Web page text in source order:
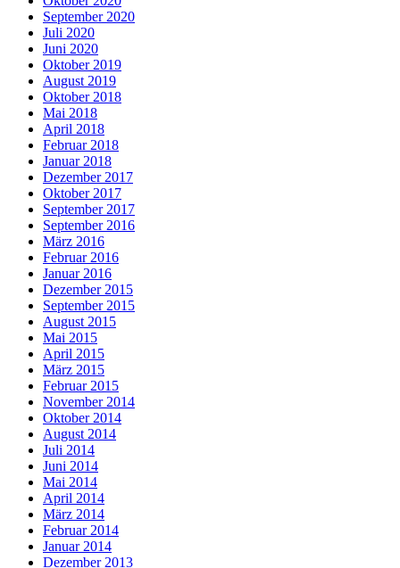
September 2020
Juli 2020
Juni 2020
Oktober 2019
August 2019
Oktober 2018
Mai 2018
April 2018
Februar 2018
Januar 2018
Dezember 2017
Oktober 2017
September 2017
September 2016
März 2016
Februar 2016
Januar 2016
Dezember 2015
September 2015
August 2015
Mai 2015
April 2015
März 2015
Februar 2015
November 2014
Oktober 2014
August 2014
Juli 2014
Juni 2014
Mai 2014
April 2014
März 2014
Februar 2014
Januar 2014
Dezember 2013